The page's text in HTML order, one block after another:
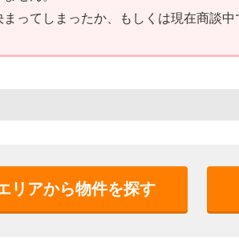
まってしまったか、もしくは現在商談中
リアから物件を探す